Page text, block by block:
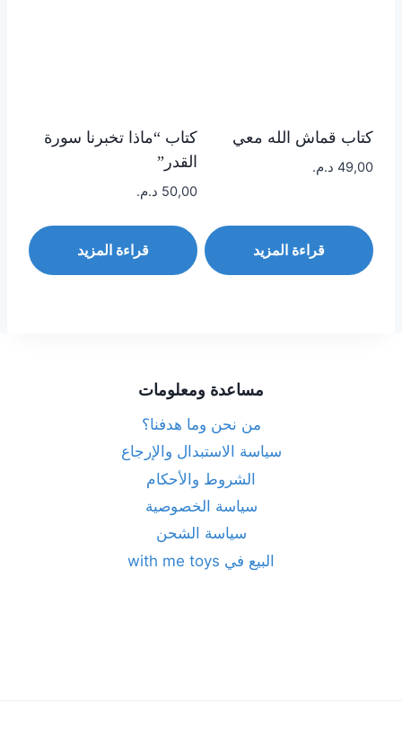
كتاب قماش الله معي
49,00 د.م.
قراءة المزيد
كتاب “ماذا تخبرنا سورة
القدر”
50,00 د.م.
قراءة المزيد
مساعدة ومعلومات
من نحن وما هدفنا؟
سياسة الاستبدال والإرجاع
الشروط والأحكام
سياسة الخصوصية
سياسة الشحن
البيع في with me toys